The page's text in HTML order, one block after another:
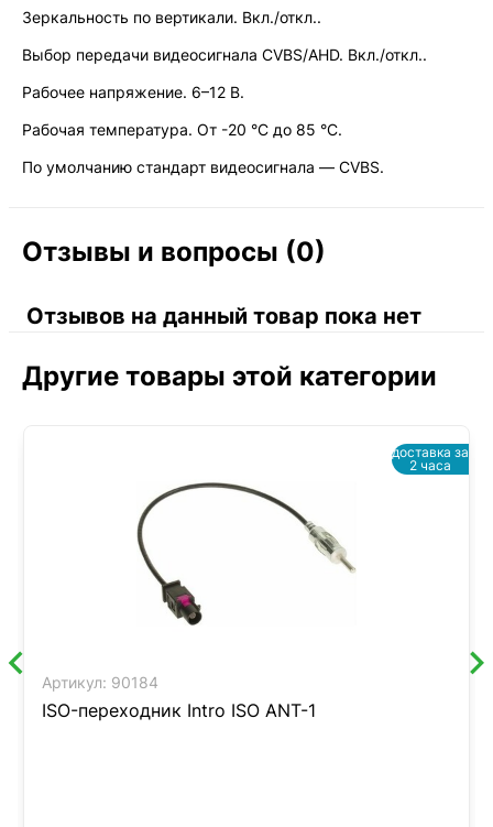
Зеркальность по вертикали. Вкл./откл..
Выбор передачи видеосигнала CVBS/AHD. Вкл./откл..
Рабочее напряжение. 6–12 В.
Рабочая температура. От -20 °C до 85 °C.
По умолчанию стандарт видеосигнала — CVBS.
Отзывы и вопросы (0)
Отзывов на данный товар пока нет
Другие товары этой категории
Артикул: 90184
ISO-переходник Intro ISO ANT-1
доставка за
2 часа